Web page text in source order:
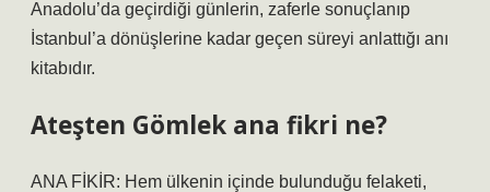
Anadolu’da geçirdiği günlerin, zaferle sonuçlanıp
İstanbul’a dönüşlerine kadar geçen süreyi anlattığı anı
kitabıdır.
Ateşten Gömlek ana fikri ne?
ANA FİKİR: Hem ülkenin içinde bulunduğu felaketi,